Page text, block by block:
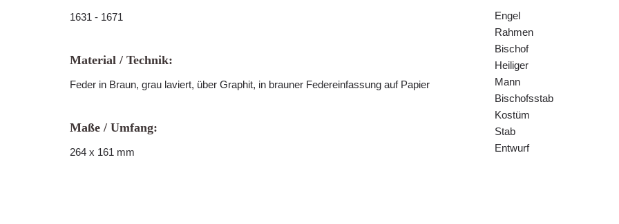
1631 - 1671
Material / Technik:
Feder in Braun, grau laviert, über Graphit, in brauner Federeinfassung auf Papier
Maße / Umfang:
264 x 161 mm
Engel
Rahmen
Bischof
Heiliger
Mann
Bischofsstab
Kostüm
Stab
Entwurf